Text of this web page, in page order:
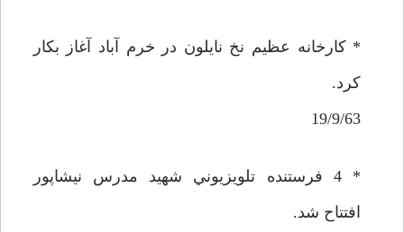
* كارخانه عظيم نخ نايلون در خرم آباد آغاز بكار
كرد.
19/9/63
* 4 فرستنده تلويزيوني شهيد مدرس نيشاپور
افتتاح شد.